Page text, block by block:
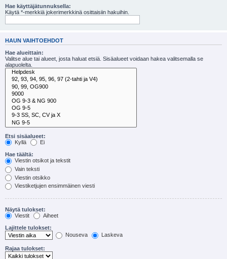
Hae käyttäjätunnuksella:
Käytä *-merkkiä jokerimerkkinä osittaisiin hakuihin.
HAUN VAIHTOEHDOT
Hae alueittain:
Valitse alue tai alueet, josta haluat etsiä. Sisäalueet voidaan hakea valitsemalla se
alapuolelta.
Etsi sisäalueet:
Kyllä
Ei
Hae täältä:
Viestin otsikot ja tekstit
Vain teksti
Viestin otsikko
Viestiketjujen ensimmäinen viesti
Näytä tulokset:
Viestit
Aiheet
Lajittele tulokset:
Nouseva
Laskeva
Rajaa tulokset: